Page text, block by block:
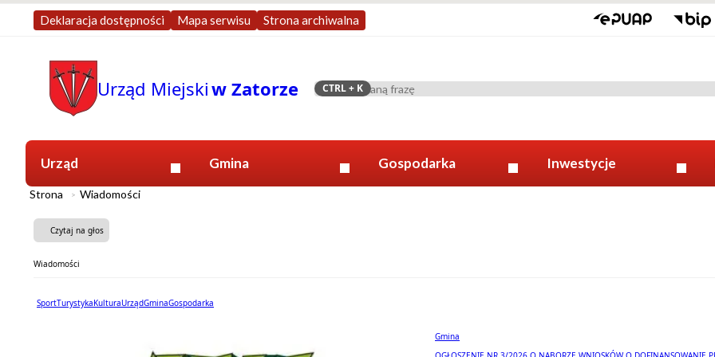
Deklaracja dostępności Mapa serwisu Strona archiwalna
Urząd Miejskiw Zatorze Szukaj
CTRL+ K
Urząd Gmina Gospodarka Inwestycje
Strona Wiadomości
Czytaj na głos
Wiadomości
SportTurystykaKulturaUrządGminaGospodarka
Gmina